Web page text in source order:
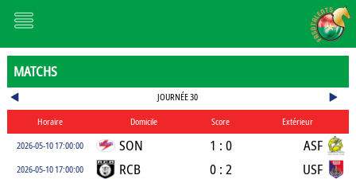
MATCHS
JOURNÉE 30
Horaire Domicile Score
Extérieur
2026-05-10 17:00:00
SON 1 : 0 ASF
2026-05-10 17:00:00 RCB 0 : 2 USF